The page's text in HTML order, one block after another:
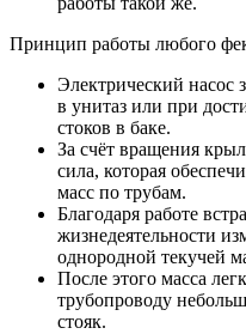
Принцип работы любого
Электрический насос
в унитаз или при
стоков в баке.
За счёт вращения
сила, которая
масс по трубам.
Благодаря работе
жизнедеятельности
однородной текучей
После этого масса
трубопроводу
стояк.